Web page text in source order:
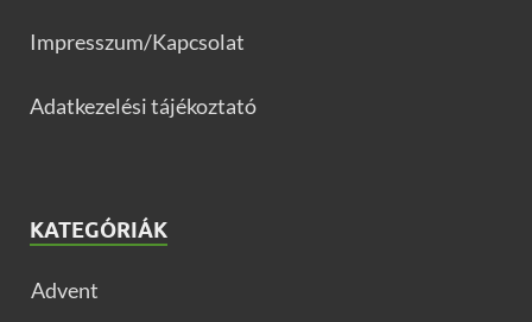
Impresszum/Kapcsolat
Adatkezelési tájékoztató
KATEGÓRIÁK
Advent